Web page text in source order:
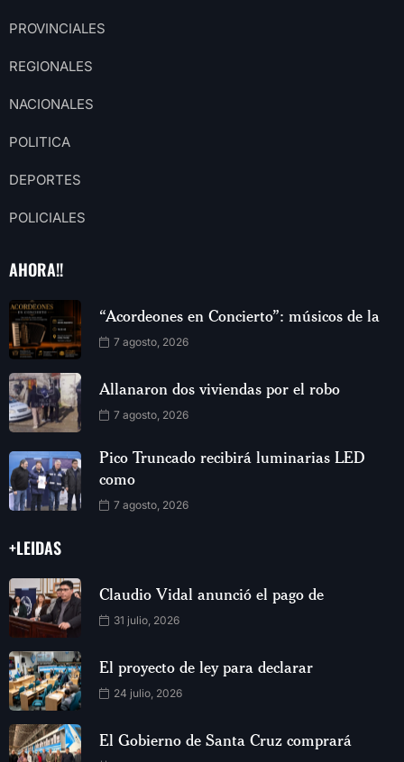
PROVINCIALES
REGIONALES
NACIONALES
POLITICA
DEPORTES
POLICIALES
AHORA!!
“Acordeones en Concierto”: músicos de la
7 agosto, 2026
Allanaron dos viviendas por el robo
7 agosto, 2026
Pico Truncado recibirá luminarias LED
como
7 agosto, 2026
+LEIDAS
Claudio Vidal anunció el pago de
31 julio, 2026
El proyecto de ley para declarar
24 julio, 2026
El Gobierno de Santa Cruz comprará